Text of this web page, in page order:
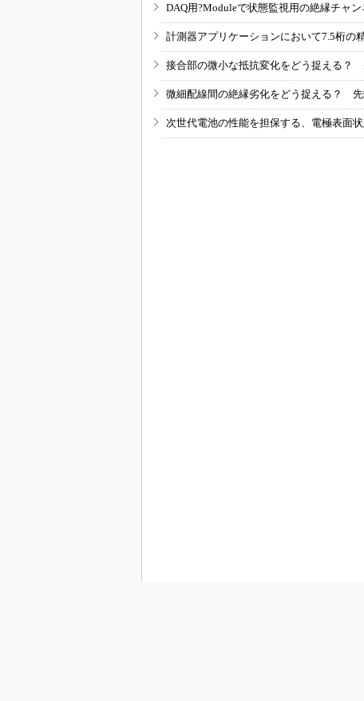
DAQ用?Moduleで状態監視用の絶縁チャ
計測器アプリケーションにおいて7.5桁の
接合部の微小な抵抗変化をどう捉える？
微細配線間の絶縁劣化をどう捉える？
次世代電池の性能を担保する、電極表面